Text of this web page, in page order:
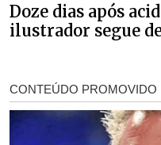
Doze dias após
ilustrador segue